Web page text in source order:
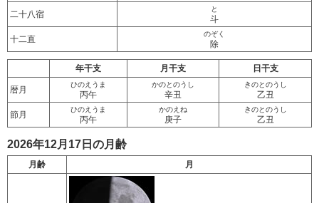
二十八宿
と
斗
十二直
のぞく
除
年干支 月干支 日干支
暦月
ひのえうま
丙午
かのとのうし
辛丑
きのとのうし
乙丑
節月
ひのえうま
丙午
かのえね
庚子
きのとのうし
乙丑
2026年12月17日の月齢
月齢 月